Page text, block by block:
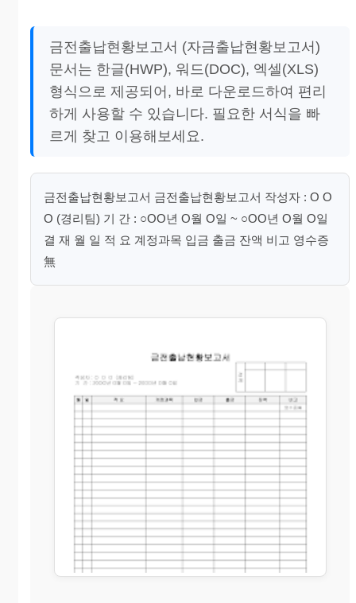
금전출납현황보고서 (자금출납현황보고서)
문서는 한글(HWP), 워드(DOC), 엑셀(XLS)
형식으로 제공되어, 바로 다운로드하여 편리
하게 사용할 수 있습니다. 필요한 서식을 빠
르게 찾고 이용해보세요.
금전출납현황보고서 금전출납현황보고서 작성자 : O O
O (경리팀) 기 간 : ○OO년 O월 O일 ~ ○OO년 O월 O일
결 재 월 일 적 요 계정과목 입금 출금 잔액 비고 영수증
無